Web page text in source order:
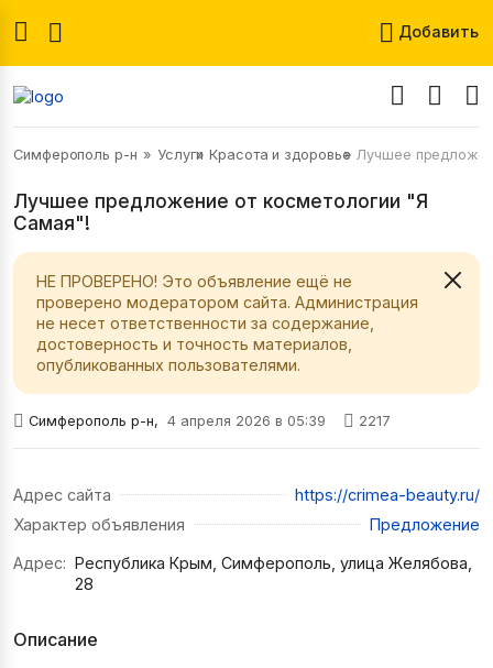
Добавить
Симферополь р-н Услуги Красота и здоровье Лучшее
Лучшее предложение от косметологии "Я
Самая"!
НЕ ПРОВЕРЕНО! Это объявление ещё не
проверено модератором сайта. Администрация
не несет ответственности за содержание,
достоверность и точность материалов,
опубликованных пользователями.
Симферополь р-н, 4 апреля 2026 в 05:39 2217
Адрес сайта
https://crimea-beauty.ru/
Характер объявления
Предложение
Адрес: Республика Крым, Симферополь, улица Желябова,
28
Описание